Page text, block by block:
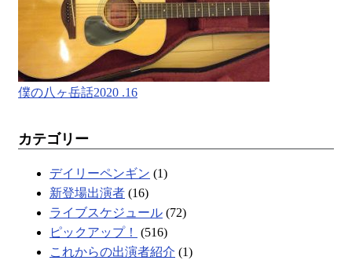
僕の八ヶ岳話2020 .16
カテゴリー
デイリーペンギン (1)
新登場出演者 (16)
ライブスケジュール (72)
ピックアップ！
(516)
これからの出演者紹介 (1)